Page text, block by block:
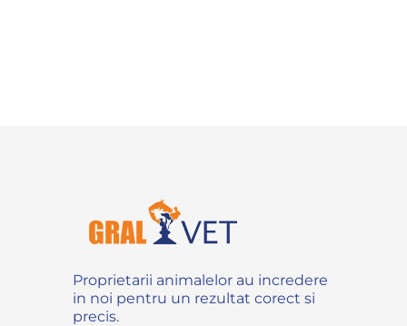
Proprietarii animalelor au incredere
in noi pentru un rezultat corect si
precis.